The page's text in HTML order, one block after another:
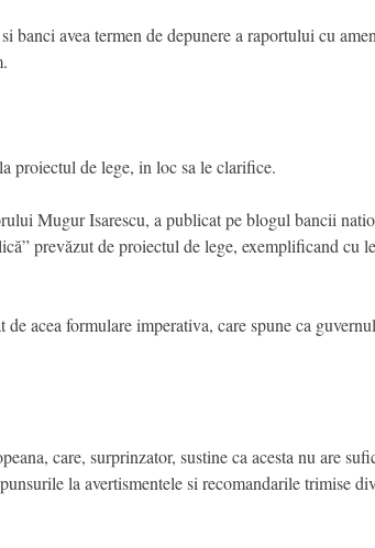
avea termen de depunere a raportului cu
proiectul de lege, in loc sa le clarifice.
Mugur Isarescu, a publicat pe blogul bancii
prevăzut de proiectul de lege, exemplificand cu
acea formulare imperativa, care spune ca
care, surprinzator, sustine ca acesta nu are
la avertismentele si recomandarile trimise